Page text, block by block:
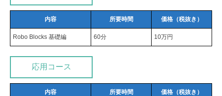
内容 所要時間 価格（税抜き）
Robo Blocks 基礎編 60分 10万円
応用コース
内容 所要時間 価格（税抜き）